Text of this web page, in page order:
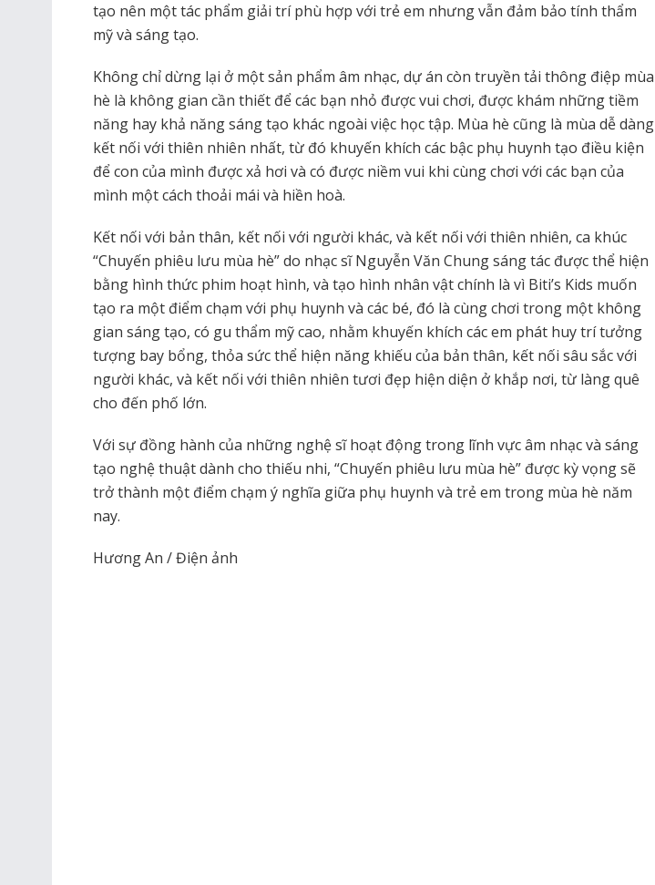
tạo nên một tác phẩm giải trí phù hợp với trẻ em nhưng vẫn đảm bảo tính thẩm
mỹ và sáng tạo.
Không chỉ dừng lại ở một sản phẩm âm nhạc, dự án còn truyền tải thông điệp mùa
hè là không gian cần thiết để các bạn nhỏ được vui chơi, được khám những tiềm
năng hay khả năng sáng tạo khác ngoài việc học tập. Mùa hè cũng là mùa dễ dàng
kết nối với thiên nhiên nhất, từ đó khuyến khích các bậc phụ huynh tạo điều kiện
để con của mình được xả hơi và có được niềm vui khi cùng chơi với các bạn của
mình một cách thoải mái và hiền hoà.
Kết nối với bản thân, kết nối với người khác, và kết nối với thiên nhiên, ca khúc
“Chuyến phiêu lưu mùa hè” do nhạc sĩ Nguyễn Văn Chung sáng tác được thể hiện
bằng hình thức phim hoạt hình, và tạo hình nhân vật chính là vì Biti’s Kids muốn
tạo ra một điểm chạm với phụ huynh và các bé, đó là cùng chơi trong một không
gian sáng tạo, có gu thẩm mỹ cao, nhằm khuyến khích các em phát huy trí tưởng
tượng bay bổng, thỏa sức thể hiện năng khiếu của bản thân, kết nối sâu sắc với
người khác, và kết nối với thiên nhiên tươi đẹp hiện diện ở khắp nơi, từ làng quê
cho đến phố lớn.
Với sự đồng hành của những nghệ sĩ hoạt động trong lĩnh vực âm nhạc và sáng
tạo nghệ thuật dành cho thiếu nhi, “Chuyến phiêu lưu mùa hè” được kỳ vọng sẽ
trở thành một điểm chạm ý nghĩa giữa phụ huynh và trẻ em trong mùa hè năm
nay.
Hương An / Điện ảnh